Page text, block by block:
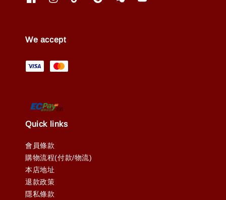
We accept
Quick links
會員條款
購物流程(付款/物流)
本店地址
退款政策
隱私條款